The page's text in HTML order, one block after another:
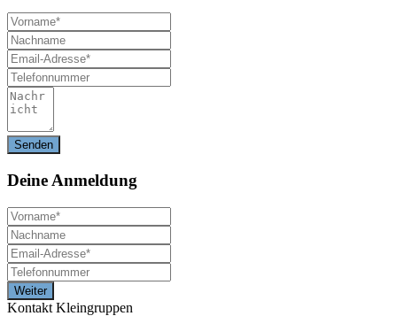
Deine Anmeldung
Kontakt Kleingruppen